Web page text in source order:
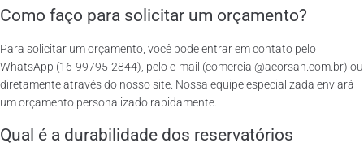
Como faço para solicitar um orçamento?
Para solicitar um orçamento, você pode entrar em contato pelo
WhatsApp (16-99795-2844), pelo e-mail (comercial@acorsan.com.br) ou
diretamente através do nosso site. Nossa equipe especializada enviará
um orçamento personalizado rapidamente.
Qual é a durabilidade dos reservatórios